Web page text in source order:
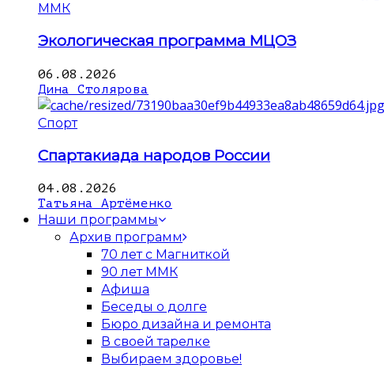
ММК
Экологическая программа МЦОЗ
06.08.2026
Дина Столярова
Спорт
Спартакиада народов России
04.08.2026
Татьяна Артёменко
Наши программы
Архив программ
70 лет с Магниткой
90 лет ММК
Афиша
Беседы о долге
Бюро дизайна и ремонта
В своей тарелке
Выбираем здоровье!